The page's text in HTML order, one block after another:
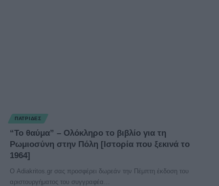
ΠΑΤΡΊΔΕΣ
“Το θαύμα” – Ολόκληρο το βιβλίο για τη
Ρωμιοσύνη στην Πόλη [Ιστορία που ξεκινά το
1964]
Ο Adiakritos.gr σας προσφέρει δωρεάν την Πέμπτη έκδοση του
αριστουργήματος του συγγραφέα